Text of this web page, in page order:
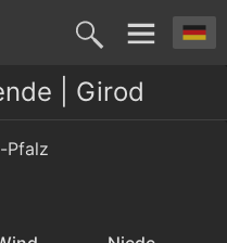
| Girod
Pfalz